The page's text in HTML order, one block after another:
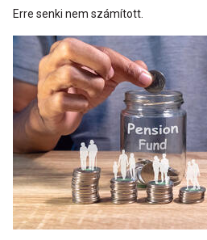
Erre senki nem számított.